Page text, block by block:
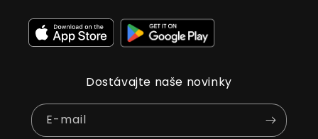
Dostávajte naše novinky
E-mail